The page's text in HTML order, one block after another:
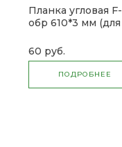
Планка угловая F-
обр 610*3 мм (для
60 руб.
ПОДРОБНЕЕ